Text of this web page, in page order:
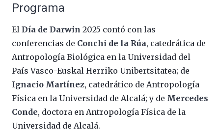
Programa
El Día de Darwin 2025 contó con las
conferencias de Conchi de la Rúa, catedrática de
Antropología Biológica en la Universidad del
País Vasco-Euskal Herriko Unibertsitatea; de
Ignacio Martínez, catedrático de Antropología
Física en la Universidad de Alcalá; y de Mercedes
Conde, doctora en Antropología Física de la
Universidad de Alcalá.